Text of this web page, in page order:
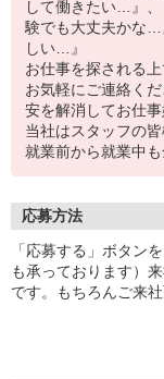
して働きたい…』
験でも大丈夫かな…
しい…』
お仕事を探される
お気軽にご連絡く
安を解消してお仕
当社はスタッフの
就業前から就業中
応募方法
「応募する」ボタン
も承っております）
です。もちろんご来